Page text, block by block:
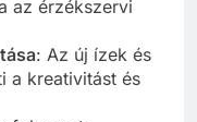
az érzékszervi
: Az új ízek és
a kreativitást és